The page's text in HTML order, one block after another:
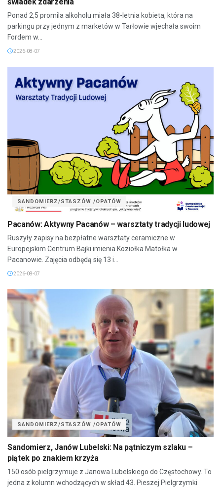
Ponad 2,5 promila alkoholu miała 38-letnia kobieta, która na
parkingu przy jednym z marketów w Tarłowie wjechała swoim
Fordem w...
2026-08-07
SANDOMIERZ/STASZÓW /OPATÓW
Pacanów: Aktywny Pacanów – warsztaty tradycji ludowej
Ruszyły zapisy na bezpłatne warsztaty ceramiczne w
Europejskim Centrum Bajki imienia Koziołka Matołka w
Pacanowie. Zajęcia odbędą się 13 i...
2026-08-07
SANDOMIERZ/STASZÓW /OPATÓW
Sandomierz, Janów Lubelski: Na pątniczym szlaku –
piątek po znakiem krzyża
150 osób pielgrzymuje z Janowa Lubelskiego do Częstochowy. To
jedna z kolumn wchodzących w skład 43. Pieszej Pielgrzymki